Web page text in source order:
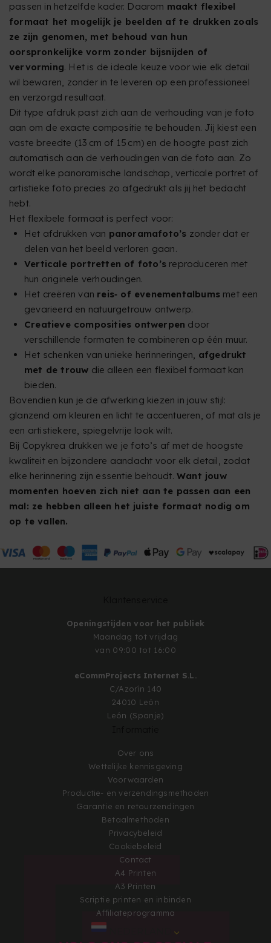
passen in hetzelfde kader. Daarom maakt flexibel
formaat het mogelijk je beelden af te drukken zoals
ze zijn genomen, met behoud van hun
oorspronkelijke vorm zonder bijsnijden of
vervorming. Het is de ideale keuze voor wie elk detail
wil bewaren, zonder in te leveren op een professioneel
en verzorgd resultaat.
Dit type afdruk past zich aan de verhouding van je foto
aan om de exacte compositie te behouden. Jij kiest een
vaste breedte (13 cm of 15 cm) en de hoogte past zich
automatisch aan de verhoudingen van de foto aan. Zo
wordt elke panoramische landschap, verticale portret of
artistieke foto precies zo afgedrukt als jij het bedacht
hebt.
Het flexibele formaat is perfect voor:
Het afdrukken van panoramafoto’s zonder dat er
delen van het beeld verloren gaan.
Verticale portretten of foto’s reproduceren met
hun originele verhoudingen.
Het creëren van reis‑ of evenementalbums met een
gevarieerd en natuurgetrouw ontwerp.
Creatieve composities ontwerpen door
verschillende formaten te combineren op één muur.
Het schenken van unieke herinneringen, afgedrukt
met de trouw die alleen een flexibel formaat kan
bieden.
Bovendien kun je de afwerking kiezen in jouw stijl:
glanzend om kleuren en licht te accentueren, of mat als je
een artistiekere, spiegelvrije look wilt.
Bij Copykrea drukken we je foto’s af met de hoogste
kwaliteit en bijzondere aandacht voor elk detail, zodat
elke herinnering zijn essentie behoudt. Want jouw
momenten hoeven zich niet aan te passen aan een
mal: ze hebben alleen het juiste formaat nodig om
op te vallen.
Openingstijden voor het publiek
Maandag tot vrijdag
van 09:00 tot 16:00
eCommProjects Internet S.L.
C/Azorín 140
24010 León
León (Spanje)
Over ons
Wettelijke kennisgeving
Voorwaarden
Productie- en verzendingsmethoden
Garantie en retourzendingen
Betaalmethoden
Privacybeleid
Cookiebeleid
Contact
A4 Printen
A3 Printen
Scriptie printen en inbinden
Affiliateprogramma